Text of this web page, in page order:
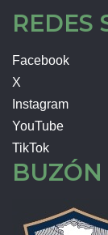
REDES
Facebook
X
Instagram
YouTube
TikTok